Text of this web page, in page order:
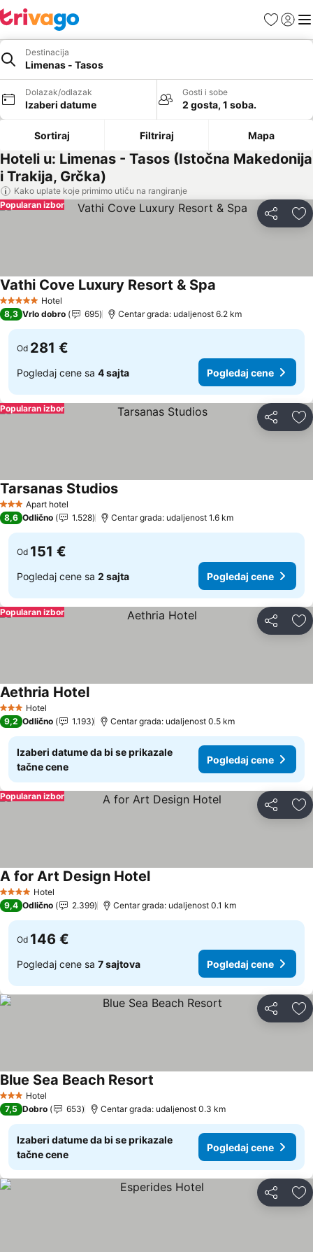
FavoritiPrijavi
Destinacija
Limenas - Tasos
Dolazak/odlazak
Izaberi datume
Gosti i sobe
2 gosta, 1 soba.
Sortiraj Filtriraj Mapa
Hoteli u: Limenas - Tasos (Istočna Makedonija
i Trakija, Grčka)
Kako uplate koje primimo utiču na rangiranje
Deli
Popularan izbor
5 ZvezdiceHotel
Vathi Cove Luxury Resort & Spa
8,3 Vrlo dobro 695 Centar grada: udaljenost 6.2 km
Od 281 €
Pogledaj cene sa 4 sajta Pogledaj cene
Deli
Popularan izbor
3 ZvezdiceApart hotel
Tarsanas Studios
8,6 Odlično 1.528 Centar grada: udaljenost 1.6 km
Od 151 €
Pogledaj cene sa 2 sajta Pogledaj cene
Deli
Popularan izbor
3 Zvezdice
Hotel
Aethria Hotel
9,2 Odlično 1.193 Centar grada: udaljenost 0.5 km
Izaberi datume da bi se prikazale
tačne cene
Pogledaj cene
Deli
Popularan izbor
4 ZvezdiceHotel
A for Art Design Hotel
9,4 Odlično 2.399 Centar grada: udaljenost 0.1 km
Od 146 €
Pogledaj cene sa 7 sajtova Pogledaj cene
Deli
3 Zvezdice
Hotel
Blue Sea Beach Resort
7,5 Dobro 653 Centar grada: udaljenost 0.3 km
Izaberi datume da bi se prikazale
tačne cene
Pogledaj cene
Deli